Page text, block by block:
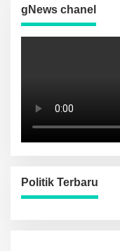
gNews chanel
Politik Terbaru